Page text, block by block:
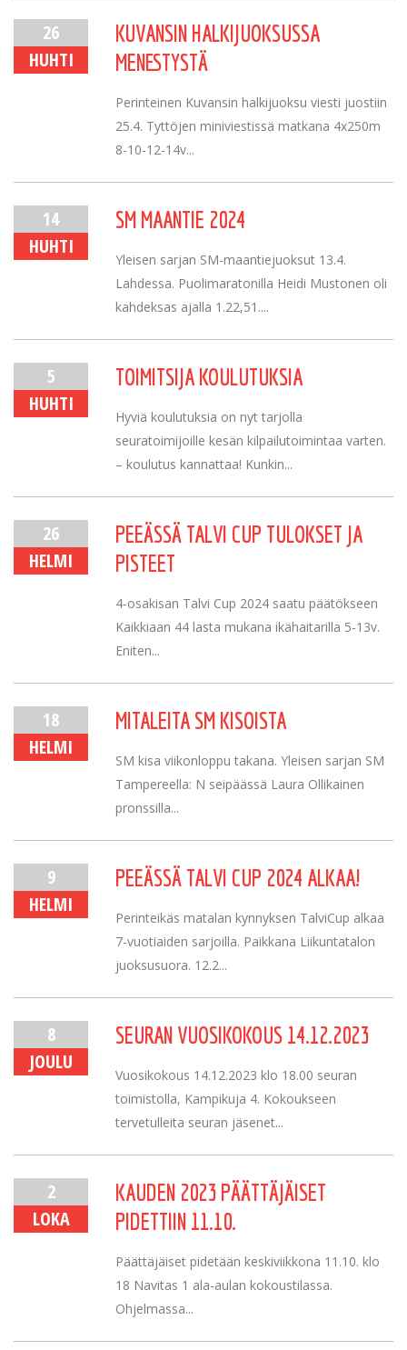
26
HUHTI
KUVANSIN HALKIJUOKSUSSA
MENESTYSTÄ
Perinteinen Kuvansin halkijuoksu viesti juostiin
25.4. Tyttöjen miniviestissä matkana 4x250m
8-10-12-14v...
14
HUHTI
SM MAANTIE 2024
Yleisen sarjan SM-maantiejuoksut 13.4.
Lahdessa. Puolimaratonilla Heidi Mustonen oli
kahdeksas ajalla 1.22,51....
5
HUHTI
TOIMITSIJA KOULUTUKSIA
Hyviä koulutuksia on nyt tarjolla
seuratoimijoille kesän kilpailutoimintaa varten.
– koulutus kannattaa! Kunkin...
26
HELMI
PEEÄSSÄ TALVI CUP TULOKSET JA
PISTEET
4-osakisan Talvi Cup 2024 saatu päätökseen
Kaikkiaan 44 lasta mukana ikähaitarilla 5-13v.
Eniten...
18
HELMI
MITALEITA SM KISOISTA
SM kisa viikonloppu takana. Yleisen sarjan SM
Tampereella: N seipäässä Laura Ollikainen
pronssilla...
9
HELMI
PEEÄSSÄ TALVI CUP 2024 ALKAA!
Perinteikäs matalan kynnyksen TalviCup alkaa
7-vuotiaiden sarjoilla. Paikkana Liikuntatalon
juoksusuora. 12.2...
8
JOULU
SEURAN VUOSIKOKOUS 14.12.2023
Vuosikokous 14.12.2023 klo 18.00 seuran
toimistolla, Kampikuja 4. Kokoukseen
tervetulleita seuran jäsenet...
2
LOKA
KAUDEN 2023 PÄÄTTÄJÄISET
PIDETTIIN 11.10.
Päättäjäiset pidetään keskiviikkona 11.10. klo
18 Navitas 1 ala-aulan kokoustilassa.
Ohjelmassa...